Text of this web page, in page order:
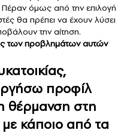
Πέραν όμως από την επιλογή
θα πρέπει να έχουν λύσει
την αίτηση.
των προβλημάτων αυτών
προφίλ
θέρμανση στη
με κάποιο από τα